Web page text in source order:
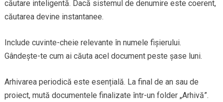
căutare inteligentă. Dacă sistemul de denumire este coerent,
căutarea devine instantanee.
Include cuvinte-cheie relevante în numele fișierului.
Gândește-te cum ai căuta acel document peste șase luni.
Arhivarea periodică este esențială. La final de an sau de
proiect, mută documentele finalizate într-un folder „Arhivă”.